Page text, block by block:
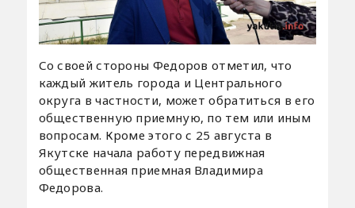
Со своей стороны Федоров отметил, что
каждый житель города и Центрального
округа в частности, может обратиться в его
общественную приемную, по тем или иным
вопросам. Кроме этого с 25 августа в
Якутске начала работу передвижная
общественная приемная Владимира
Федорова.